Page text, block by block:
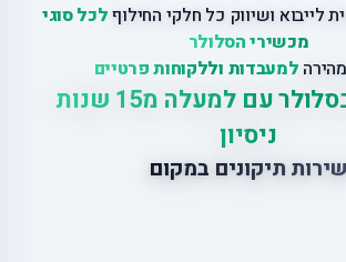
לייבוא ושיווק כל חלקי החילוףלכל סוגי
מכשירי הסלולר
למעבדות וללקוחות פרטיים
מובילים בסלולר עם למעלה מ15 שנות
ניסיון
שירות תיקונים במקום